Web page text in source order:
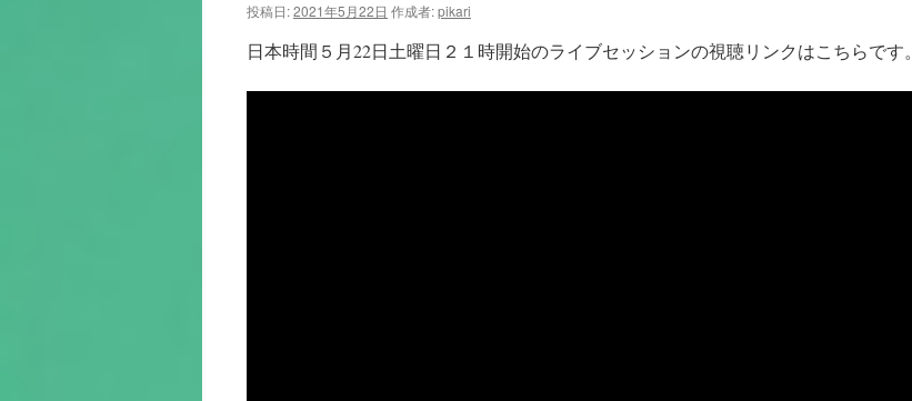
投稿日:2021年5月22日 作成者:pikari
日本時間５月22日土曜日２１時開始のライブセッションの視聴リンクはこちらです。